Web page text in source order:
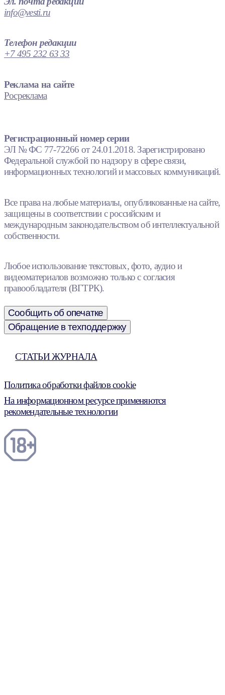
info@vesti.ru
Телефон редакции
+7 495 232 63 33
Реклама на сайте
Росреклама
Регистрационный номер серии
ЭЛ № ФС 77-72266 от 24.01.2018. Зарегистрировано
Федеральной службой по надзору в сфере связи,
информационных технологий и массовых коммуникаций.
Все права на любые материалы, опубликованные на сайте,
защищены в соответствии с российским и
международным законодательством об интеллектуальной
собственности.
Любое использование текстовых, фото, аудио и
видеоматериалов возможно только с согласия
правообладателя (ВГТРК).
Сообщить об опечатке
Обращение в техподдержку
СТАТЬИ ЖУРНАЛА
Политика обработки файлов cookie
На информационном ресурсе применяются
рекомендательные технологии